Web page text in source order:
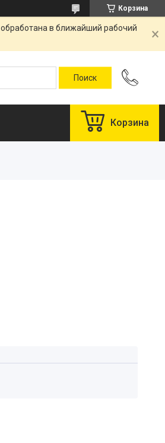
Корзина
в ближайший рабочий
Корзина